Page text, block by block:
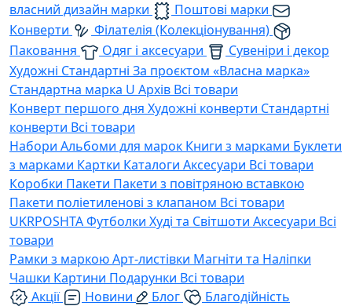
власний дизайн марки
Поштові марки
Конверти
Філателія (Колекціонування)
Паковання
Одяг і аксесуари
Сувеніри і декор
Художні Стандартні За проєктом «Власна марка»
Стандартна марка U Архів Всі товари
Конверт першого дня Художні конверти Стандартні
конверти Всі товари
Набори Альбоми для марок Книги з марками Буклети
з марками Картки Каталоги Аксесуари Всі товари
Коробки Пакети Пакети з повітряною вставкою
Пакети поліетиленові з клапаном Всі товари
UKRPOSHTAФутболки Худі та Світшоти Аксесуари Всі
товари
Рамки з маркоюАрт-листівки Магніти та Наліпки
Чашки Картини Подарунки Всі товари
Акції
Новини Блог
Благодійність